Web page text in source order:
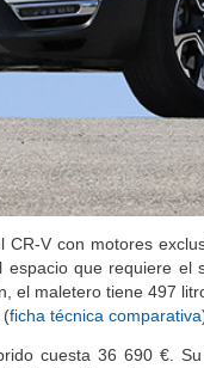
CR-V con motores
que requiere
el maletero tiene 497
(ficha técnica comparativa
cuesta 36 690 €.